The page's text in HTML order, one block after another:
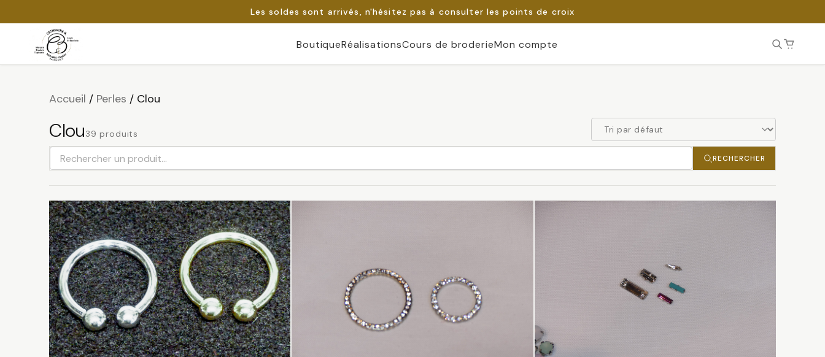
Les soldes sont arrivés, n'hésitez pas à consulter les points de croix
Passer
BoutiqueRéalisationsCours de broderieMon compte
Accueil / Perles / Clou
Clou39 produits
Rechercher
un
produit
RECHERCHER